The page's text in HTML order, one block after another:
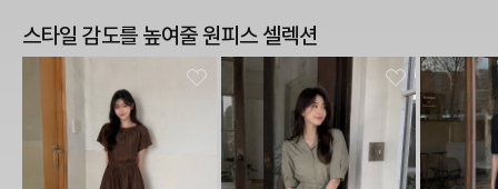
스타일 감도를 높여줄 원피스 셀렉션